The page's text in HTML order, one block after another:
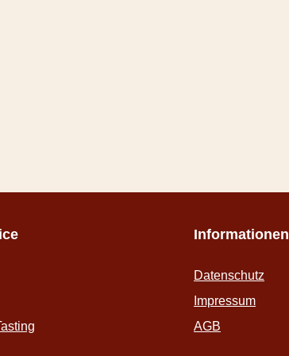
Informationen
Datenschutz
Impressum
AGB